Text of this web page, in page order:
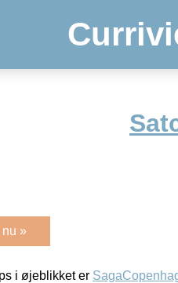
nu »
i øjeblikket er